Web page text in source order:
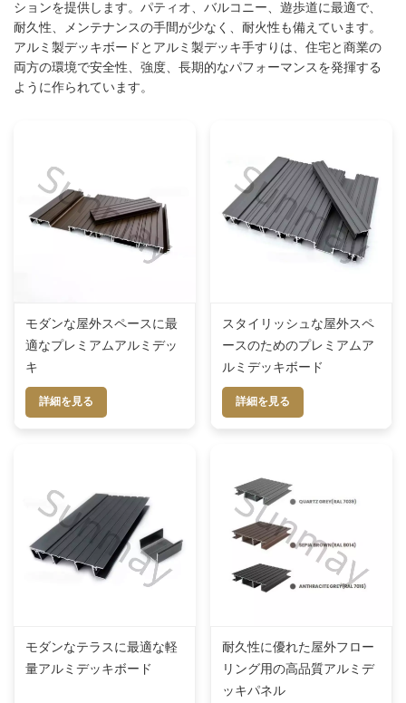
ションを提供します。パティオ、バルコニー、遊歩道に最適で、
耐久性、メンテナンスの手間が少なく、耐火性も備えています。
アルミ製デッキボードとアルミ製デッキ手すりは、住宅と商業の
両方の環境で安全性、強度、長期的なパフォーマンスを発揮する
ように作られています。
モダンな屋外スペースに最
適なプレミアムアルミデッ
キ
詳細を見る
スタイリッシュな屋外スペ
ースのためのプレミアムア
ルミデッキボード
詳細を見る
モダンなテラスに最適な軽
量アルミデッキボード
耐久性に優れた屋外フロー
リング用の高品質アルミデ
ッキパネル